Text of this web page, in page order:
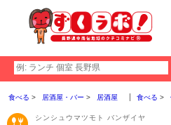
食べる 居酒屋・バー 居酒屋 食べる
シンシュウマツモト バンザイヤ